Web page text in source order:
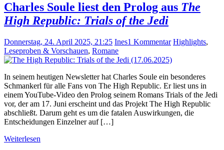
Charles Soule liest den Prolog aus The
High Republic: Trials of the Jedi
Donnerstag, 24. April 2025, 21:25 Ines1 Kommentar Highlights,
Leseproben & Vorschauen, Romane
In seinem heutigen Newsletter hat Charles Soule ein besonderes
Schmankerl für alle Fans von The High Republic. Er liest uns in
einem YouTube-Video den Prolog seinem Romans Trials of the Jedi
vor, der am 17. Juni erscheint und das Projekt The High Republic
abschließt. Darum geht es um die fatalen Auswirkungen, die
Entscheidungen Einzelner auf […]
Weiterlesen